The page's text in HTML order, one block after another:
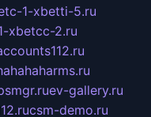
1-xbetti-5.ru
xbetcc-2.ru
ev-gallery.ru
csm-demo.ru